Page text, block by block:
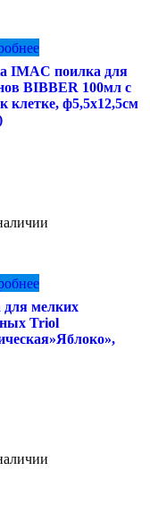
IMAC поилка для
BIBBER 100мл с
клетке, ф5,5х12,5см
мелких
Triol